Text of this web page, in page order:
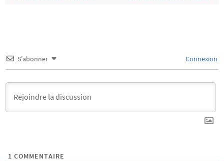
S’abonner Connexion
1 COMMENTAIRE